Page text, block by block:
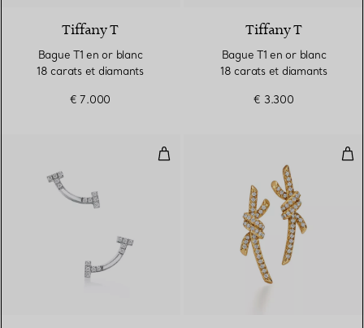
Tiffany T
Bague T1 en or blanc
18 carats et diamants
€ 7.000
Tiffany T
Bague T1 en or blanc
18 carats et diamants
€ 3.300
Boucles d’oreilles Smile en or